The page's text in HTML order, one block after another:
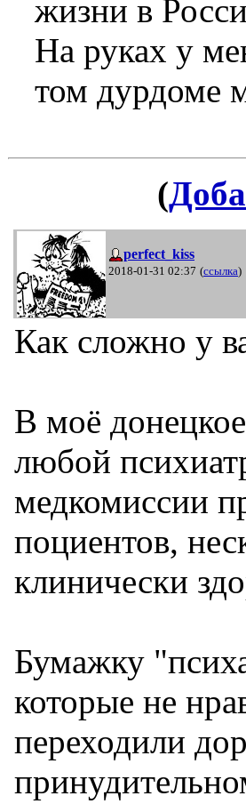
жизни в
На руках у
том дурдоме
(
perfect_kiss
2018-01-31 02:37 (ссылка)
Как сложно у
В моё
любой
медкомиссии
поциентов,
клинически
Бумажку
которые не
переходили